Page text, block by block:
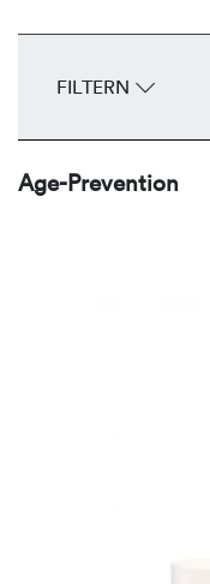
müder Teint sichtbar.
wirken, den
FILTERN
Age-Prevention